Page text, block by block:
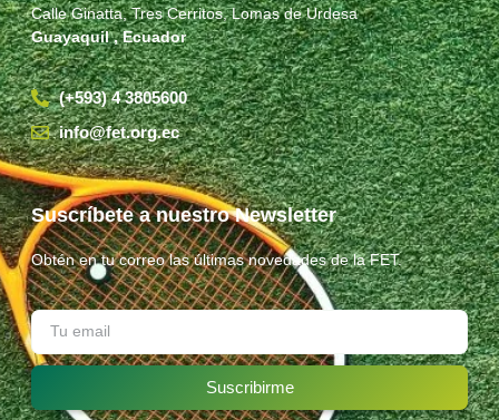
Calle Ginatta, Tres Cerritos, Lomas de Urdesa
Guayaquil , Ecuador
(+593) 4 3805600
info@fet.org.ec
Suscríbete a nuestro Newsletter
Obtén en tu correo las últimas novedades de la FET.
Suscribirme